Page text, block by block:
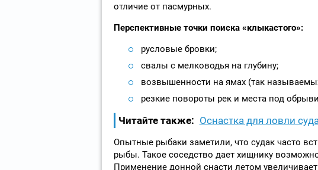
отличие от пасмурных.
Перспективные точки поиска «клыкастого»:
русловые бровки;
свалы с мелководья на глубину;
возвышенности на ямах (так
резкие повороты рек и места под
Читайте также: Оснастка для ловли
Опытные рыбаки заметили, что судак часто
рыбы. Такое соседство дает хищнику
Применение донной снасти летом